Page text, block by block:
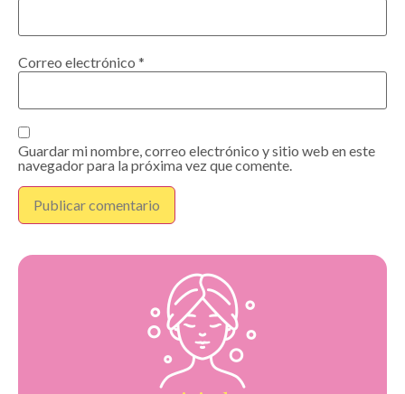
Correo electrónico *
Guardar mi nombre, correo electrónico y sitio web en este
navegador para la próxima vez que comente.